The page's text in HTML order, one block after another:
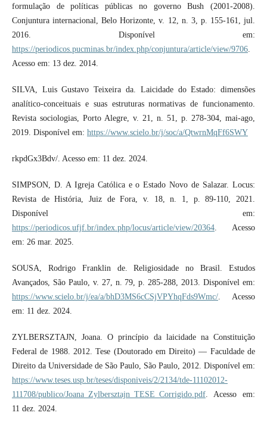
formulação de políticas públicas no governo Bush (2001-2008).
Conjuntura internacional, Belo Horizonte, v. 12, n. 3, p. 155-161, jul.
2016. Disponível em:
https://periodicos.pucminas.br/index.php/conjuntura/article/view/9706.
Acesso em: 13 dez. 2014.
SILVA, Luis Gustavo Teixeira da. Laicidade do Estado: dimensões
analítico-conceituais e suas estruturas normativas de funcionamento.
Revista sociologias, Porto Alegre, v. 21, n. 51, p. 278-304, mai-ago,
2019. Disponível em: https://www.scielo.br/j/soc/a/QtwrnMqFf6SWY
rkpdGx3Bdv/. Acesso em: 11 dez. 2024.
SIMPSON, D. A Igreja Católica e o Estado Novo de Salazar. Locus:
Revista de História, Juiz de Fora, v. 18, n. 1, p. 89-110, 2021.
Disponível em:
https://periodicos.ufjf.br/index.php/locus/article/view/20364. Acesso
em: 26 mar. 2025.
SOUSA, Rodrigo Franklin de. Religiosidade no Brasil. Estudos
Avançados, São Paulo, v. 27, n. 79, p. 285-288, 2013. Disponível em:
https://www.scielo.br/j/ea/a/bhD3MS6cCSjVPYhqFds9Wmc/. Acesso
em: 11 dez. 2024.
ZYLBERSZTAJN, Joana. O princípio da laicidade na Constituição
Federal de 1988. 2012. Tese (Doutorado em Direito) — Faculdade de
Direito da Universidade de São Paulo, São Paulo, 2012. Disponível em:
https://www.teses.usp.br/teses/disponiveis/2/2134/tde-11102012-
111708/publico/Joana_Zylbersztajn_TESE_Corrigido.pdf. Acesso em:
11 dez. 2024.